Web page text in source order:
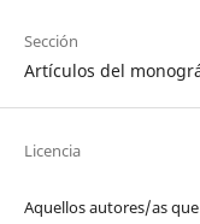
Sección
Artículos del
Licencia
Aquellos autores/as